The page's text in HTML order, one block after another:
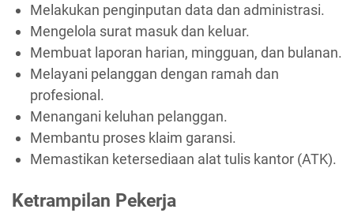
Melakukan penginputan data dan administrasi.
Mengelola surat masuk dan keluar.
Membuat laporan harian, mingguan, dan bulanan.
Melayani pelanggan dengan ramah dan
profesional.
Menangani keluhan pelanggan.
Membantu proses klaim garansi.
Memastikan ketersediaan alat tulis kantor (ATK).
Ketrampilan Pekerja